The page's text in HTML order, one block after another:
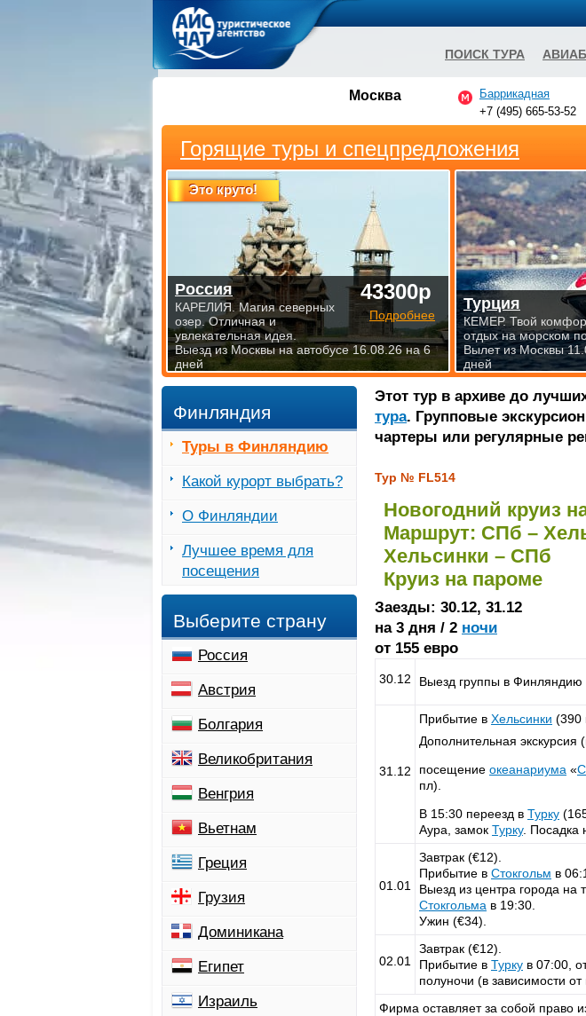
Этот тур в архиве до
тура. Групповые
чартеры или регулярные
Тур № FL514
Новогодний круиз
Маршрут: СПб –
Хельсинки – СПб
Круиз на пароме
Заезды: 30.12, 31.12
на 3 дня / 2 ночи
от 155 евро
30.12 Выезд группы в Финляндию
31.12
Прибытие в Хельсинки (390
Дополнительная экскурсия
посещение океанариума «
пл).
В 15:30 переезд в Турку
Аура, замок Турку. Посадка
01.01
Завтрак (€12).
Прибытие в Стокгольм в
Выезд из центра города на
Стокгольма в 19:30.
Ужин (€34).
02.01
Завтрак (€12).
Прибытие в Турку в 07:00,
полуночи (в зависимости
Фирма оставляет за собой право
Финляндия
Туры в Финляндию
Какой курорт выбрать?
О Финляндии
Лучшее время для
посещения
Выберите страну
Россия
Австрия
Болгария
Великобритания
Венгрия
Вьетнам
Греция
Грузия
Доминикана
Египет
Израиль
Горящие туры и спецпредложения
Это круто!
43300р
Подробнее
Россия
КАРЕЛИЯ. Магия северных
озер. Отличная и
увлекательная идея.
Выезд из Москвы на автобусе 16.08.26 на 6
дней
Турция
КЕМЕР. Твой
отдых на морском
Вылет из Москвы
дней
Москва
Баррикадная
+7 (495) 665-53-52
ПОИСК ТУРА